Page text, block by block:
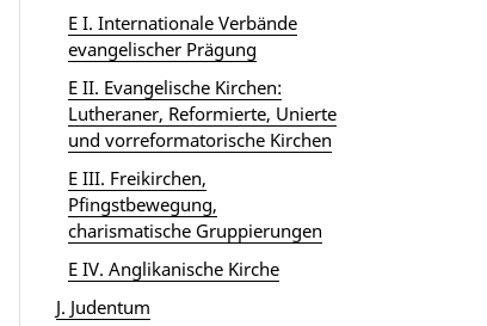
E I. Internationale Verbände
evangelischer Prägung
E II. Evangelische Kirchen:
Lutheraner, Reformierte, Unierte
und vorreformatorische Kirchen
E III. Freikirchen,
Pfingstbewegung,
charismatische Gruppierungen
E IV. Anglikanische Kirche
J. Judentum